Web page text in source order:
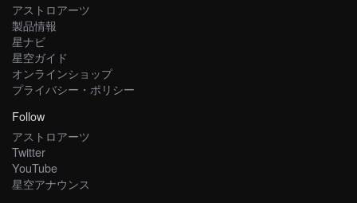
アストロアーツ
製品情報
星ナビ
星空ガイド
オンラインショップ
プライバシー・ポリシー
Follow
アストロアーツ
Twitter
YouTube
星空アナウンス